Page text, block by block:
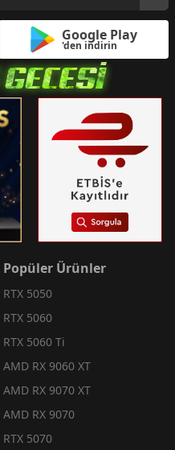
Google Play
'den indirin
Popüler Ürünler
RTX 5050
RTX 5060
RTX 5060 Ti
AMD RX 9060 XT
AMD RX 9070 XT
AMD RX 9070
RTX 5070